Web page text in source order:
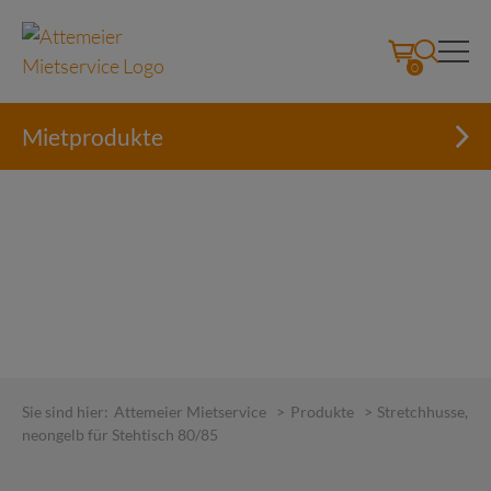
0
Mietprodukte
content
Sie sind hier: Attemeier Mietservice > Produkte > Stretchhusse,
neongelb für Stehtisch 80/85